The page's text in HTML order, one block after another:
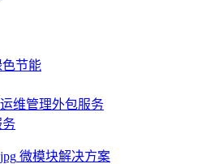
节能
维管理外包服务
务
微模块解决方案